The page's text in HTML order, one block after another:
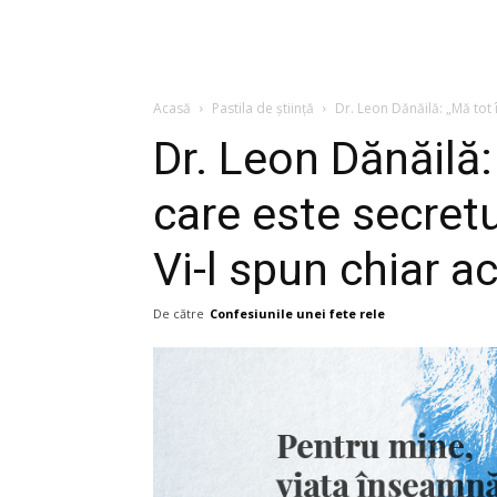
Acasă Pastila de știință Dr. Leon Dănăilă: „Mă
Dr. Leon
care este
Vi-l spun chiar
De către Confesiunile unei fete rele